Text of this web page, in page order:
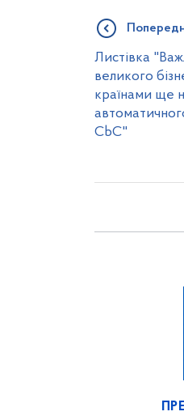
Листівка
великого
країнами ще
CbC"